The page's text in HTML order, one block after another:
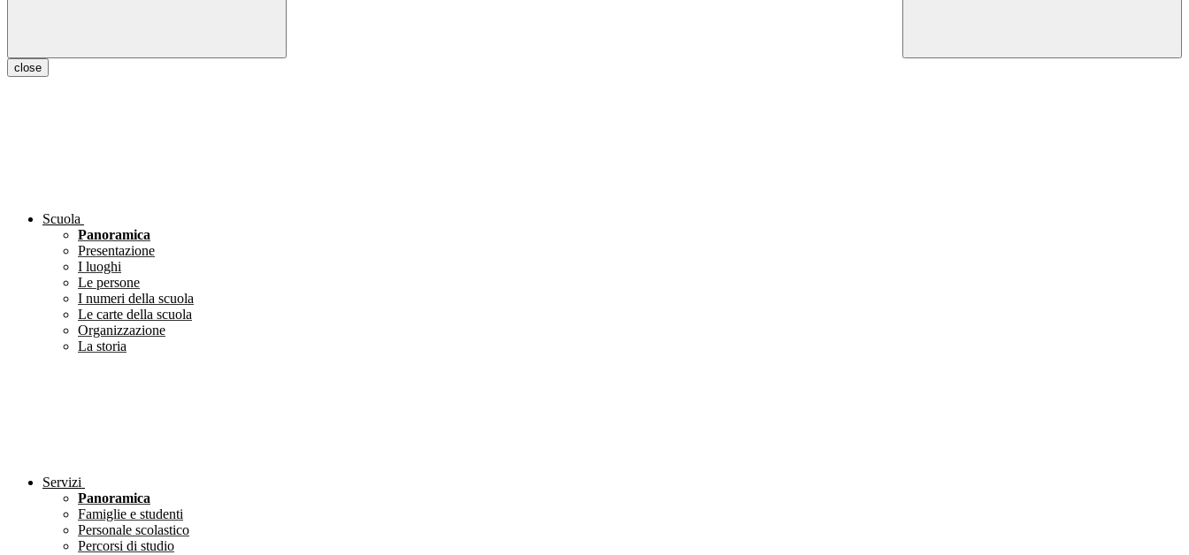
close
Scuola
Panoramica
Presentazione
I luoghi
Le persone
I numeri della scuola
Le carte della scuola
Organizzazione
La storia
Servizi
Panoramica
Famiglie e studenti
Personale scolastico
Percorsi di studio